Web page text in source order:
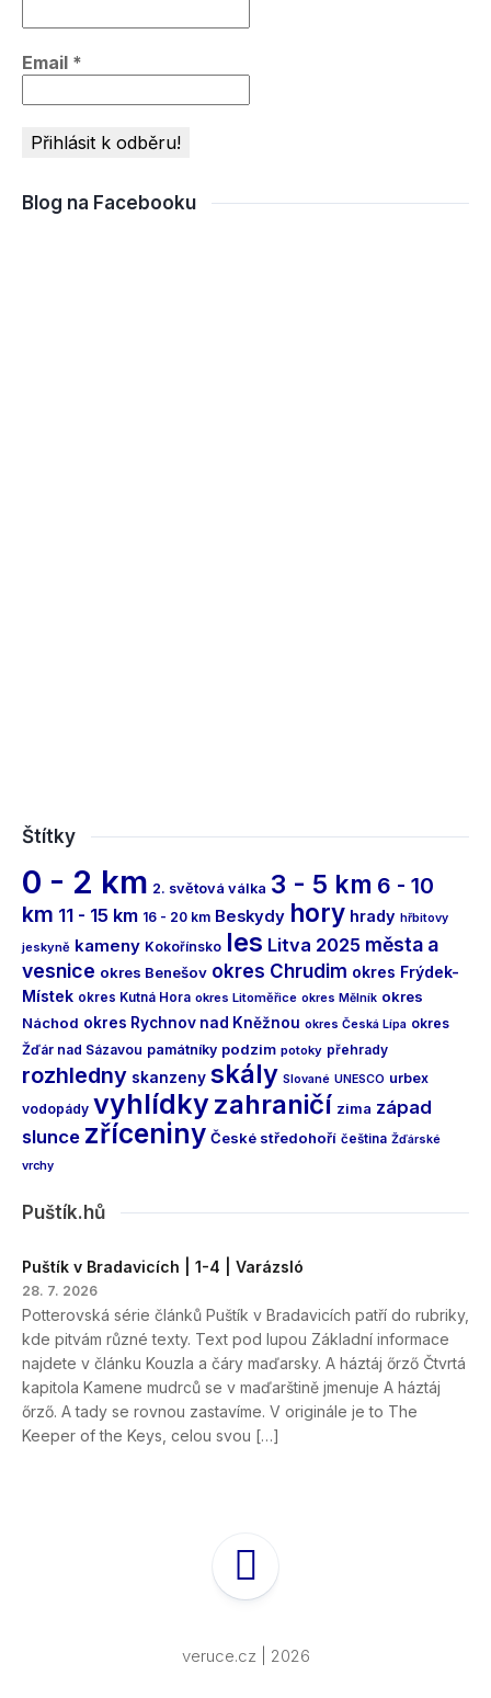
Email *
Blog na Facebooku
Štítky
0 - 2 km 2. světová válka 3 - 5 km 6 - 10
km 11 - 15 km 16 - 20 km Beskydy hory hrady hřbitovy
jeskyně kameny Kokořínsko les Litva 2025 města a
vesnice okres Benešov okres Chrudim okres Frýdek-
Místek okres Kutná Hora okres Litoměřice okres Mělník okres
Náchod okres Rychnov nad Kněžnou okres Česká Lípa okres
Žďár nad Sázavou památníky podzim potoky přehrady
rozhledny skanzeny skály Slované UNESCO urbex
vodopády vyhlídkyzahraničí zima západ
slunce zříceniny České středohoří čeština Žďárské
vrchy
Puštík.hů
Puštík v Bradavicích | 1-4 | Varázsló
28. 7. 2026
Potterovská série článků Puštík v Bradavicích patří do rubriky,
kde pitvám různé texty. Text pod lupou Základní informace
najdete v článku Kouzla a čáry maďarsky. A háztáj őrző Čtvrtá
kapitola Kamene mudrců se v maďarštině jmenuje A háztáj
őrző. A tady se rovnou zastavíme. V originále je to The
Keeper of the Keys, celou svou […]
veruce.cz | 2026